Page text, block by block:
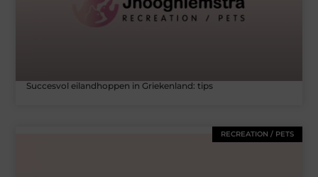
Succesvol eilandhoppen in Griekenland: tips
RECREATION / PETS